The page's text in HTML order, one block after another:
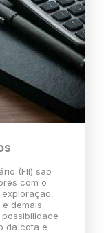
(FII) são
com o
demais
da cota e